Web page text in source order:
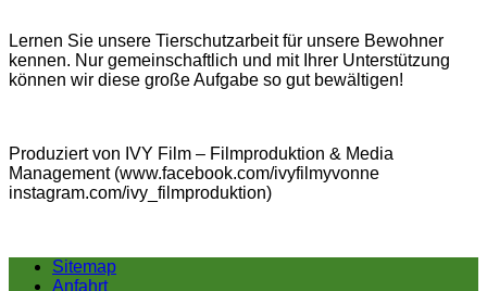
Lernen Sie unsere Tierschutzarbeit für unsere Bewohner
kennen. Nur gemeinschaftlich und mit Ihrer Unterstützung
können wir diese große Aufgabe so gut bewältigen!
Produziert von IVY Film – Filmproduktion & Media
Management (www.facebook.com/ivyfilmyvonne
instagram.com/ivy_filmproduktion)
Sitemap
Anfahrt